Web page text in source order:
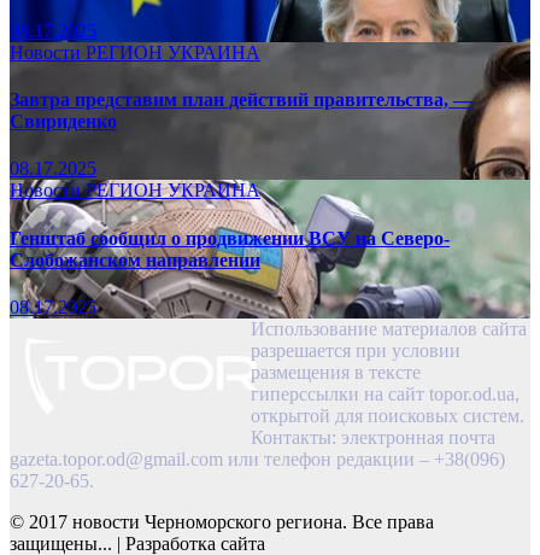
08.17.2025
Новости РЕГИОН УКРАИНА
Завтра представим план действий правительства, —
Свириденко
08.17.2025
НовостиРЕГИОНУКРАИНА
Генштаб сообщил о продвижении ВСУ на Северо-
Слобожанском направлении
08.17.2025
Использование материалов сайта
разрешается при условии
размещения в тексте
гиперссылки на сайт topor.od.ua,
открытой для поисковых систем.
Контакты: электронная почта
gazeta.topor.od@gmail.com или телефон редакции – +38(096)
627-20-65.
© 2017 новости Черноморского региона. Все права
защищены... | Разработка сайта